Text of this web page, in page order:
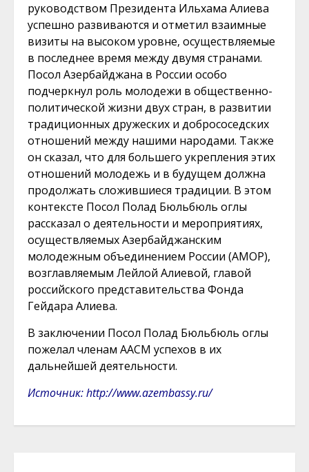
руководством Президента Ильхама Алиева
успешно развиваются и отметил взаимные
визиты на высоком уровне, осуществляемые
в последнее время между двумя странами.
Посол Азербайджана в России особо
подчеркнул роль молодежи в общественно-
политической жизни двух стран, в развитии
традиционных дружеских и добрососедских
отношений между нашими народами. Также
он сказал, что для большего укрепления этих
отношений молодежь и в будущем должна
продолжать сложившиеся традиции. В этом
контексте Посол Полад Бюльбюль оглы
рассказал о деятельности и мероприятиях,
осуществляемых Азербайджанским
молодежным объединением России (АМОР),
возглавляемым Лейлой Алиевой, главой
российского представительства Фонда
Гейдара Алиева.
В заключении Посол Полад Бюльбюль оглы
пожелал членам ААСМ успехов в их
дальнейшей деятельности.
Источник: http://www.azembassy.ru/